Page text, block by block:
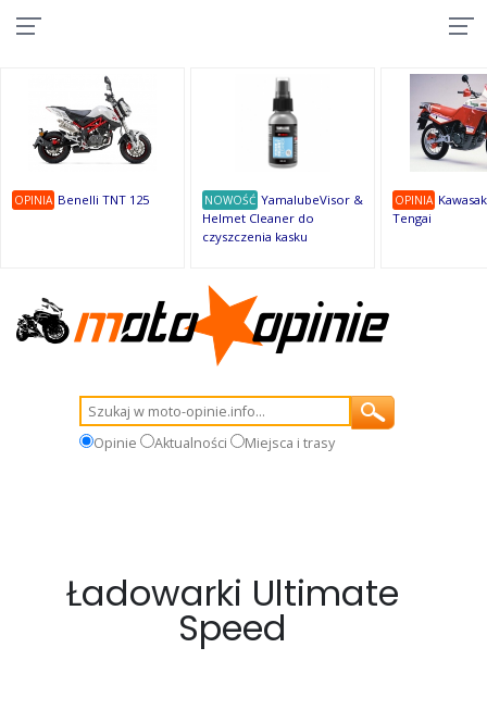
OPINIA Benelli TNT 125 NOWOŚĆ YamalubeVisor &
Helmet Cleaner do
czyszczenia kasku
OPINIA
Tengai
Opinie Aktualności Miejsca i trasy
Ładowarki Ultimate
Speed